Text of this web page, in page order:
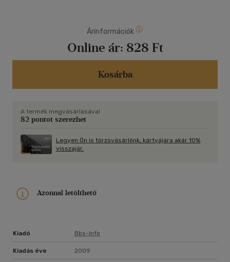
hasznos lehet azok számára is, akik a rendszer beállításaival,
finomhangolásával szeretnének foglalkozni. Mivel a könyv a
Windows 7 alapvető kezelési lehetőségein túl tartalmazza a
Windows alatti fájlkezelést, a Windows alkalmazásokat,
valamint a rendszer beállításait is, így akár az ECDL vizsgához
Árinformációk
Online ár: 828 Ft
Kosárba
A termék megvásárlásával
82 pontot szerezhet
Legyen Ön is törzsvásárlónk, kártyájára akár 10%
visszajár.
Azonnal letölthető
Kiadó Bbs-Info
Kiadás éve 2009